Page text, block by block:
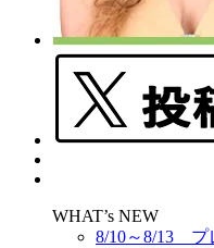
WHAT’s NEW
8/10～8/13 プ